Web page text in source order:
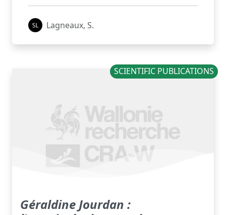
Lagneaux, S.
SCIENTIFIC PUBLICATIONS
Géraldine Jourdan :